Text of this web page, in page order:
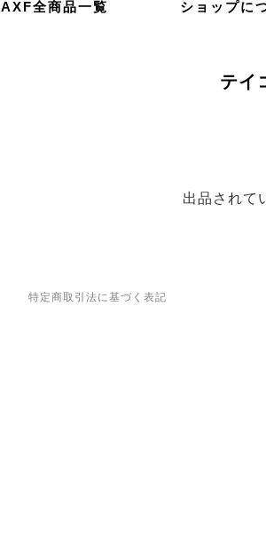
AXF全商品一覧 ショップに
テイ
出品されて
特定商取引法に基づく表記